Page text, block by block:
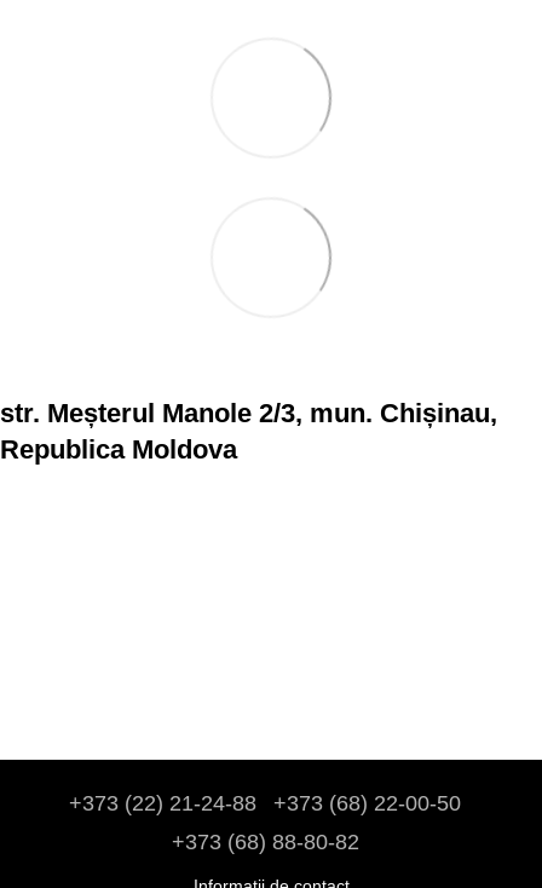
str. Meșterul Manole 2/3, mun. Chișinau,
Republica Moldova
+373 (22) 21-24-88
+373 (68) 22-00-50
+373 (68) 88-80-82